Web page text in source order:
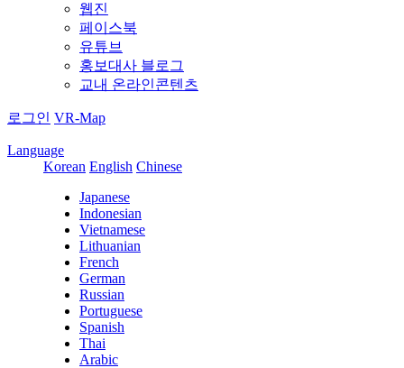
웹진
페이스북
유튜브
홍보대사 블로그
교내 온라인콘텐츠
로그인 VR-Map
Language
Korean English Chinese
Japanese
Indonesian
Vietnamese
Lithuanian
French
German
Russian
Portuguese
Spanish
Thai
Arabic